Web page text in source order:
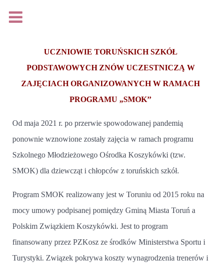
ochrony osób fizycznych w związku z przetwarzaniem
danych osobowych i w sprawie swobodnego przepływu
takich danych oraz uchylenia dyrektywy 95/46/WE, (Dz. Urz.
UE L 119 z 04.05.2016, s.1), zwanego jako ,,RODO"
UCZNIOWIE TORUŃSKICH SZKÓŁ
PODSTAWOWYCH ZNÓW UCZESTNICZĄ W
ZAJĘCIACH ORGANIZOWANYCH W RAMACH
PROGRAMU „SMOK’’
Od maja 2021 r. po przerwie spowodowanej pandemią
ponownie wznowione zostały zajęcia w ramach programu
Szkolnego Młodzieżowego Ośrodka Koszykówki (tzw.
SMOK) dla dziewcząt i chłopców z toruńskich szkół.
Program SMOK realizowany jest w Toruniu od 2015 roku na
mocy umowy podpisanej pomiędzy Gminą Miasta Toruń a
Polskim Związkiem Koszykówki. Jest to program
finansowany przez PZKosz ze środków Ministerstwa Sportu i
Turystyki. Związek pokrywa koszty wynagrodzenia trenerów i